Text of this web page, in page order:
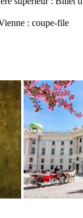
: coupe-file